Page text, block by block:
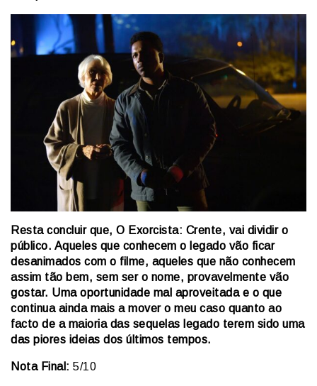
Resta concluir que, O Exorcista: Crente, vai dividir o
público. Aqueles que conhecem o legado vão ficar
desanimados com o filme, aqueles que não conhecem
assim tão bem, sem ser o nome, provavelmente vão
gostar. Uma oportunidade mal aproveitada e o que
continua ainda mais a mover o meu caso quanto ao
facto de a maioria das sequelas legado terem sido uma
das piores ideias dos últimos tempos.
Nota Final: 5/10